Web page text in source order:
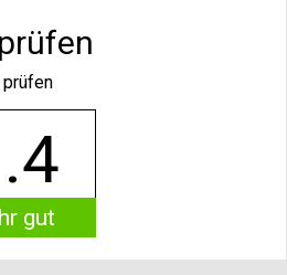
gut